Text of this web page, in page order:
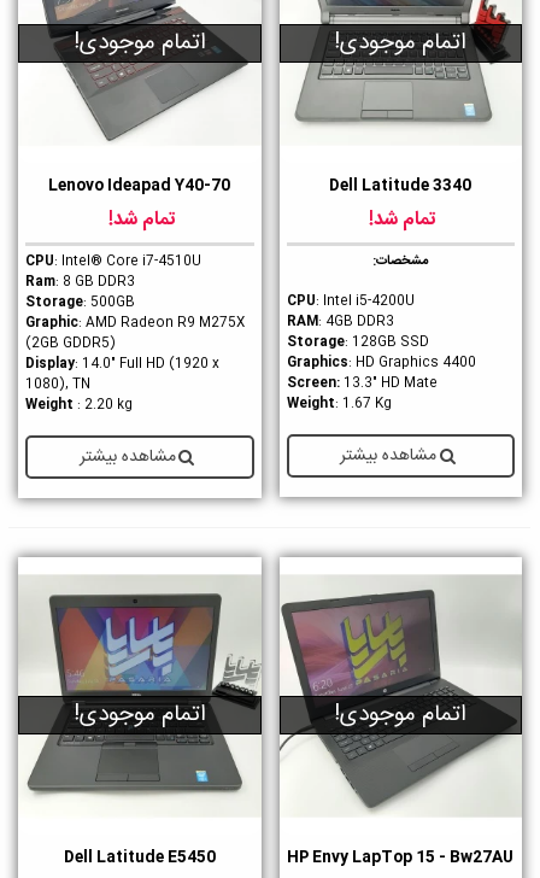
اتمام موجودی!
Dell Latitude 3340
تمام شد!
مشخصات:
CPU: Intel i5-4200U
RAM: 4GB DDR3
Storage: 128GB SSD
Graphics: HD Graphics 4400
Screen:13.3" HD Mate
Weight: 1.67 Kg
مشاهده بیشتر
اتمام موجودی!
Lenovo Ideapad Y40-70
تمام شد!
CPU: Intel® Core i7-4510U
Ram: 8 GB DDR3
Storage: 500GB
Graphic: AMD Radeon R9 M275X
(2GB GDDR5)
Display: 14.0" Full HD (1920 x
1080), TN
Weight : 2.20 kg
مشاهده بیشتر
اتمام موجودی!
HP Envy LapTop 15 - Bw27AU
اتمام موجودی!
Dell Latitude E5450